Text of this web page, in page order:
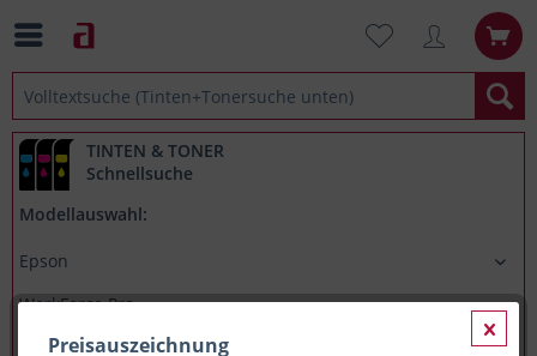
TINTEN & TONER
Schnellsuche
Modellauswahl:
Preisauszeichnung